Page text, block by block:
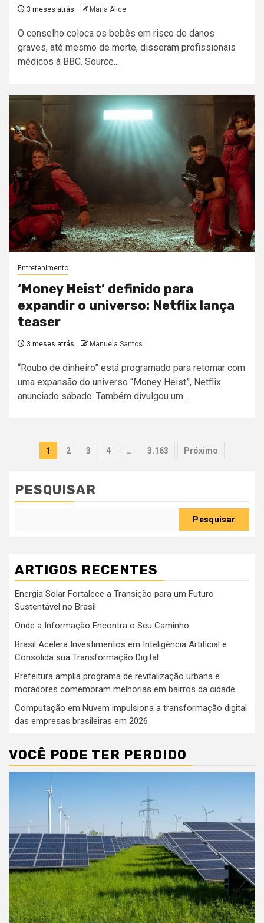
3 meses atrás Maria Alice
O conselho coloca os bebês em risco de danos
graves, até mesmo de morte, disseram profissionais
médicos à BBC. Source...
Entretenimento
‘Money Heist’ definido para
expandir o universo: Netflix lança
teaser
3 meses atrás Manuela Santos
“Roubo de dinheiro” está programado para retornar com
uma expansão do universo “Money Heist”, Netflix
anunciado sábado. Também divulgou um...
Paginação
conteúdos
1 2 3 4 … 3.163 Próximo
PESQUISAR
Pesquisar
ARTIGOS RECENTES
Energia Solar Fortalece a Transição para um Futuro
Sustentável no Brasil
Onde a Informação Encontra o Seu Caminho
Brasil Acelera Investimentos em Inteligência Artificial e
Consolida sua Transformação Digital
Prefeitura amplia programa de revitalização urbana e
moradores comemoram melhorias em bairros da cidade
Computação em Nuvem impulsiona a transformação digital
das empresas brasileiras em 2026
VOCÊ PODE TER PERDIDO